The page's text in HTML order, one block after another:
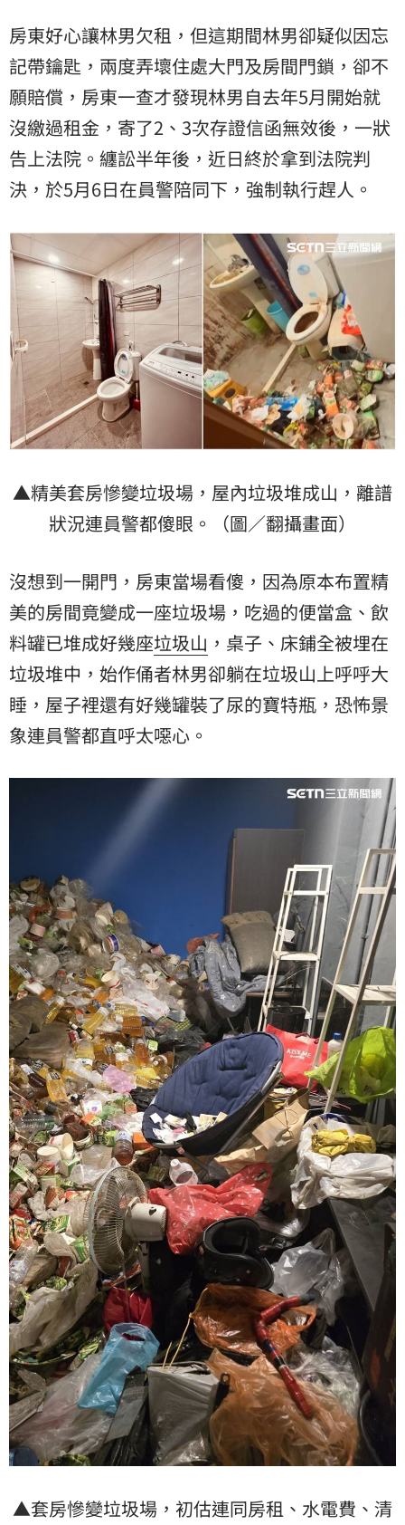
房東好心讓林男欠租，但這期間林男卻疑似因忘
記帶鑰匙，兩度弄壞住處大門及房間門鎖，卻不
願賠償，房東一查才發現林男自去年5月開始就
沒繳過租金，寄了2、3次存證信函無效後，一狀
告上法院。纏訟半年後，近日終於拿到法院判
決，於5月6日在員警陪同下，強制執行趕人。
▲精美套房慘變垃圾場，屋內垃圾堆成山，離譜
狀況連員警都傻眼。（圖／翻攝畫面）
沒想到一開門，房東當場看傻，因為原本布置精
美的房間竟變成一座垃圾場，吃過的便當盒、飲
料罐已堆成好幾座垃圾山 ，桌子、床鋪全被埋在
垃圾堆中，始作俑者林男卻躺在垃圾山上呼呼大
睡，屋子裡還有好幾罐裝了尿的寶特瓶，恐怖景
象連員警都直呼太噁心。
▲套房慘變垃圾場，初估連同房租、水電費、清